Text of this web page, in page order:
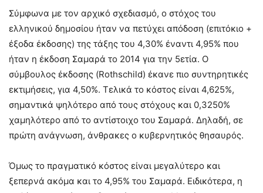
Σύμφωνα με τον αρχικό σχεδιασμό, ο στόχος του
ελληνικού δημοσίου ήταν να πετύχει απόδοση (επιτόκιο +
έξοδα έκδοσης) της τάξης του 4,30% έναντι 4,95% που
ήταν η έκδοση Σαμαρά το 2014 για την 5ετία. Ο
σύμβουλος έκδοσης (Rothschild) έκανε πιο συντηρητικές
εκτιμήσεις, για 4,50%. Τελικά το κόστος είναι 4,625%,
σημαντικά ψηλότερο από τους στόχους και 0,3250%
χαμηλότερο από το αντίστοιχο του Σαμαρά. Δηλαδή, σε
πρώτη ανάγνωση, άνθρακες ο κυβερνητικός θησαυρός.
Όμως το πραγματικό κόστος είναι μεγαλύτερο και
ξεπερνά ακόμα και το 4,95% του Σαμαρά. Ειδικότερα, η